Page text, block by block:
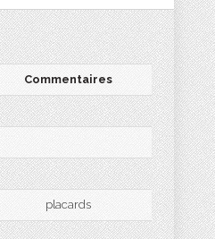
Commentaires
placards